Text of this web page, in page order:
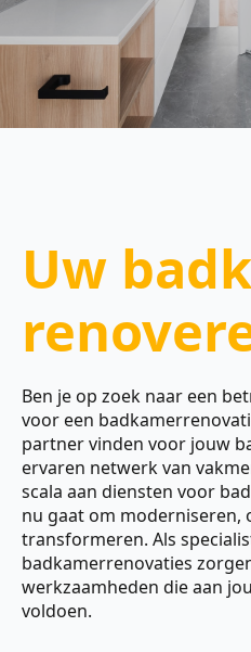
Uw
Ben je op zoek naar een
voor een
partner vinden voor jouw
ervaren netwerk van
scala aan diensten voor
nu gaat om moderniseren,
transformeren. Als
badkamerrenovaties
werkzaamheden die aan
voldoen.